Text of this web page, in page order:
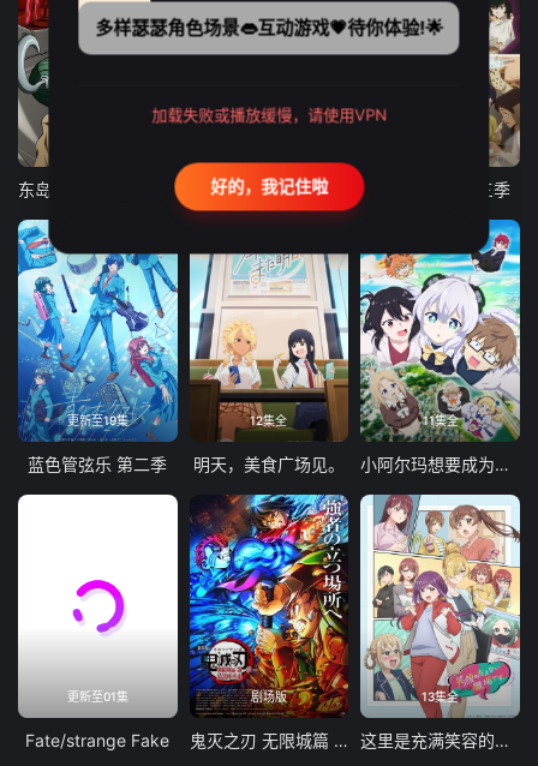
古诺希亚 致不灭的你 第三季
更新至19集
蓝色管弦乐 第二季
12集全
明天，美食广场见。
11集全
小阿尔玛想要成为家人
更新至01集
Fate/strange Fake
剧场版
鬼灭之刃 无限城篇 第一章 猗窝座再袭
13集全
这里是充满笑容的职场。
多样瑟瑟角色场景👄互动游戏💗待你体验!🌟
加载失败或播放缓慢，请使用VPN
好的，我记住啦